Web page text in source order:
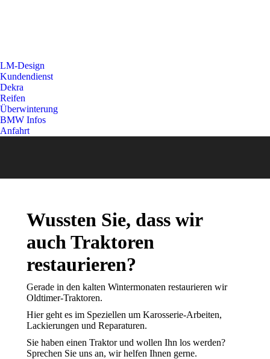
LM-Design
Kundendienst
Dekra
Reifen
Überwinterung
BMW Infos
Anfahrt
Wussten Sie, dass wir
auch Traktoren
restaurieren?
Gerade in den kalten Wintermonaten restaurieren wir
Oldtimer-Traktoren.
Hier geht es im Speziellen um Karosserie-Arbeiten,
Lackierungen und Reparaturen.
Sie haben einen Traktor und wollen Ihn los werden?
Sprechen Sie uns an, wir helfen Ihnen gerne.